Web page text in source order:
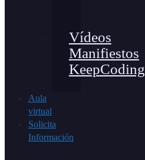
Vídeos
Manifiestos
KeepCoding
Aula
virtual
Solicita
Información